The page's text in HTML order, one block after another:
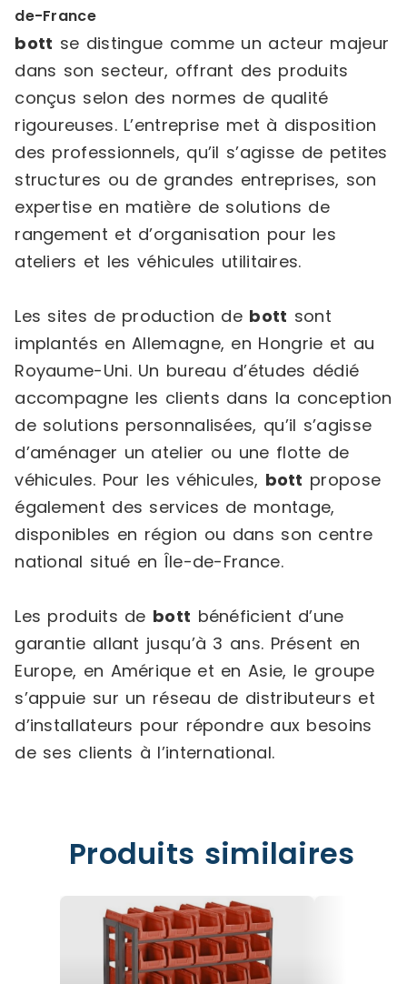
de-France
bott se distingue comme un acteur majeur
dans son secteur, offrant des produits
conçus selon des normes de qualité
rigoureuses. L’entreprise met à disposition
des professionnels, qu’il s’agisse de petites
structures ou de grandes entreprises, son
expertise en matière de solutions de
rangement et d’organisation pour les
ateliers et les véhicules utilitaires.
Les sites de production de bott sont
implantés en Allemagne, en Hongrie et au
Royaume-Uni. Un bureau d’études dédié
accompagne les clients dans la conception
de solutions personnalisées, qu’il s’agisse
d’aménager un atelier ou une flotte de
véhicules. Pour les véhicules, bott propose
également des services de montage,
disponibles en région ou dans son centre
national situé en Île-de-France.
Les produits de bott bénéficient d’une
garantie allant jusqu’à 3 ans. Présent en
Europe, en Amérique et en Asie, le groupe
s’appuie sur un réseau de distributeurs et
d’installateurs pour répondre aux besoins
de ses clients à l’international.
Produits similaires